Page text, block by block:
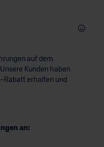
auf dem
Kunden haben
Rabatt erhalten und
an: